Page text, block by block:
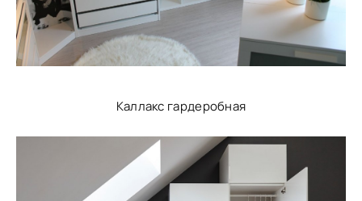
Каллакс гардеробная